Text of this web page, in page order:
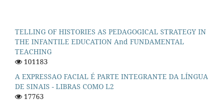
TELLING OF HISTORIES AS PEDAGOGICAL STRATEGY IN
THE INFANTILE EDUCATION And FUNDAMENTAL
TEACHING
101183
A EXPRESSAO FACIAL É PARTE INTEGRANTE DA LÍNGUA
DE SINAIS - LIBRAS COMO L2
17763